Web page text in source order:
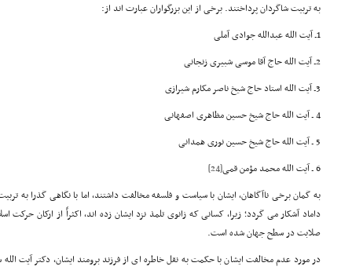
به تربیت شاگردان پرداختند. برخی از این بزرگواران عبارت اند از:
1ـ آیت الله عبدالله جوادی آملی
2ـ آیت الله حاج آقا موسی شبیری زنجانی
3ـ آیت الله استاد حاج شیخ ناصر مکارم شیرازی
4 ـ آیت الله حاج شیخ حسین مظاهری اصفهانی
5 ـ آیت الله حاج شیخ حسین نوری همدانی
6 ـ آیت الله محمد مؤمن قمی
[24]
به گمان برخی ناآگاهان، ایشان با سیاست و فلسفه مخالفت داشتند، اما با نگاهی گذرا به
داماد آشکار می گردد؛ زیرا، کسانی که زانوی تلمذ نزد ایشان زده اند، اکثراً از ارکان حرکت
صلابت در سطح جهان شده است.
در مورد عدم مخالفت ایشان با حکمت به نقل خاطره ای از فرزند برومند ایشان، دکتر آیت